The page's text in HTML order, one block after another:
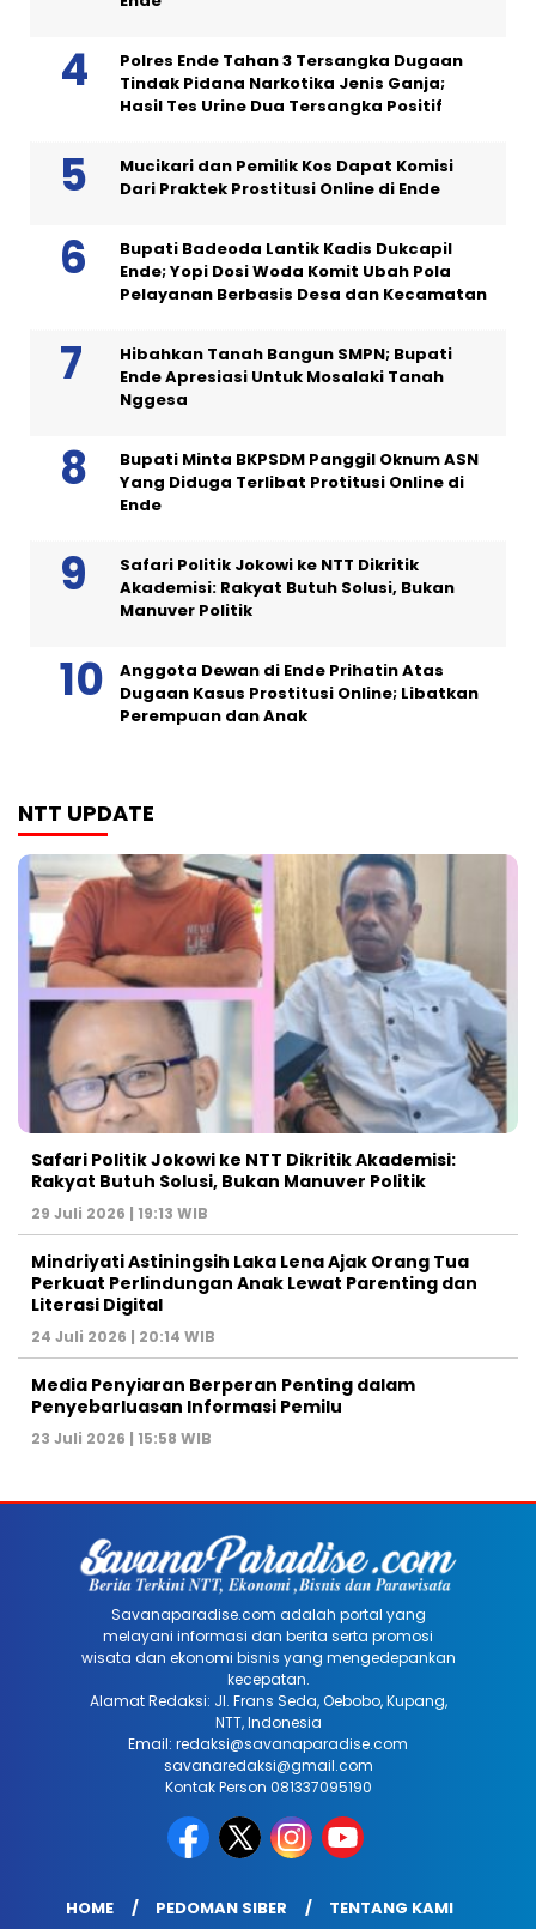
Polres Ende Tahan 3 Tersangka Dugaan
Tindak Pidana Narkotika Jenis Ganja;
Hasil Tes Urine Dua Tersangka Positif
Mucikari dan Pemilik Kos Dapat Komisi
Dari Praktek Prostitusi Online di Ende
Bupati Badeoda Lantik Kadis Dukcapil
Ende; Yopi Dosi Woda Komit Ubah Pola
Pelayanan Berbasis Desa dan Kecamatan
Hibahkan Tanah Bangun SMPN; Bupati
Ende Apresiasi Untuk Mosalaki Tanah
Nggesa
Bupati Minta BKPSDM Panggil Oknum ASN
Yang Diduga Terlibat Protitusi Online di
Ende
Safari Politik Jokowi ke NTT Dikritik
Akademisi: Rakyat Butuh Solusi, Bukan
Manuver Politik
Anggota Dewan di Ende Prihatin Atas
Dugaan Kasus Prostitusi Online; Libatkan
Perempuan dan Anak
NTT UPDATE
Safari Politik Jokowi ke NTT Dikritik Akademisi:
Rakyat Butuh Solusi, Bukan Manuver Politik
29 Juli 2026 | 19:13 WIB
Mindriyati Astiningsih Laka Lena Ajak Orang Tua
Perkuat Perlindungan Anak Lewat Parenting dan
Literasi Digital
24 Juli 2026 | 20:14 WIB
Media Penyiaran Berperan Penting dalam
Penyebarluasan Informasi Pemilu
23 Juli 2026 | 15:58 WIB
Savanaparadise.com adalah portal yang
melayani informasi dan berita serta promosi
wisata dan ekonomi bisnis yang mengedepankan
kecepatan.
Alamat Redaksi: Jl. Frans Seda, Oebobo, Kupang,
NTT, Indonesia
Email: redaksi@savanaparadise.com
savanaredaksi@gmail.com
Kontak Person 081337095190
HOME PEDOMAN SIBER TENTANG KAMI